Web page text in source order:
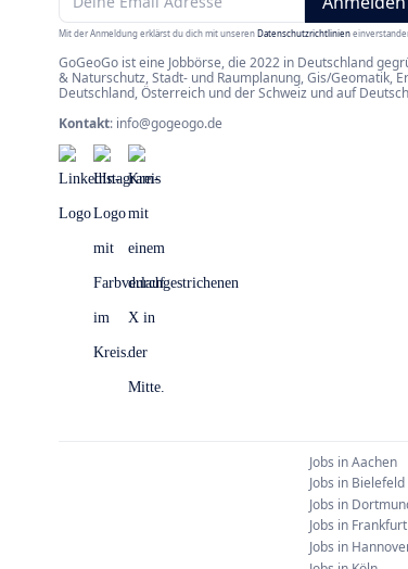
Mit der Anmeldung erklärst du dich mit unserenDatenschutzrichtlinien
GoGeoGo ist eine Jobbörse, die 2022 in Deutschland
& Naturschutz, Stadt- und Raumplanung, Gis/Geomatik,
Deutschland, Österreich und der Schweiz und auf
Kontakt: info@gogeogo.de
Jobs inAachen
Jobs in Bielefeld
Jobs in
Jobs in
Jobs in